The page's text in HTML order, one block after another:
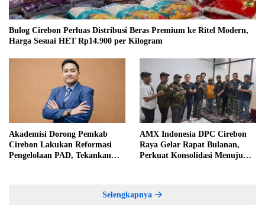
Bulog Cirebon Perluas Distribusi Beras Premium ke Ritel Modern,
Harga Sesuai HET Rp14.900 per Kilogram
Akademisi Dorong Pemkab
Cirebon Lakukan Reformasi
Pengelolaan PAD, Tekankan
AMX Indonesia DPC Cirebon
Raya Gelar Rapat Bulanan,
Perkuat Konsolidasi Menuju
Selengkapnya